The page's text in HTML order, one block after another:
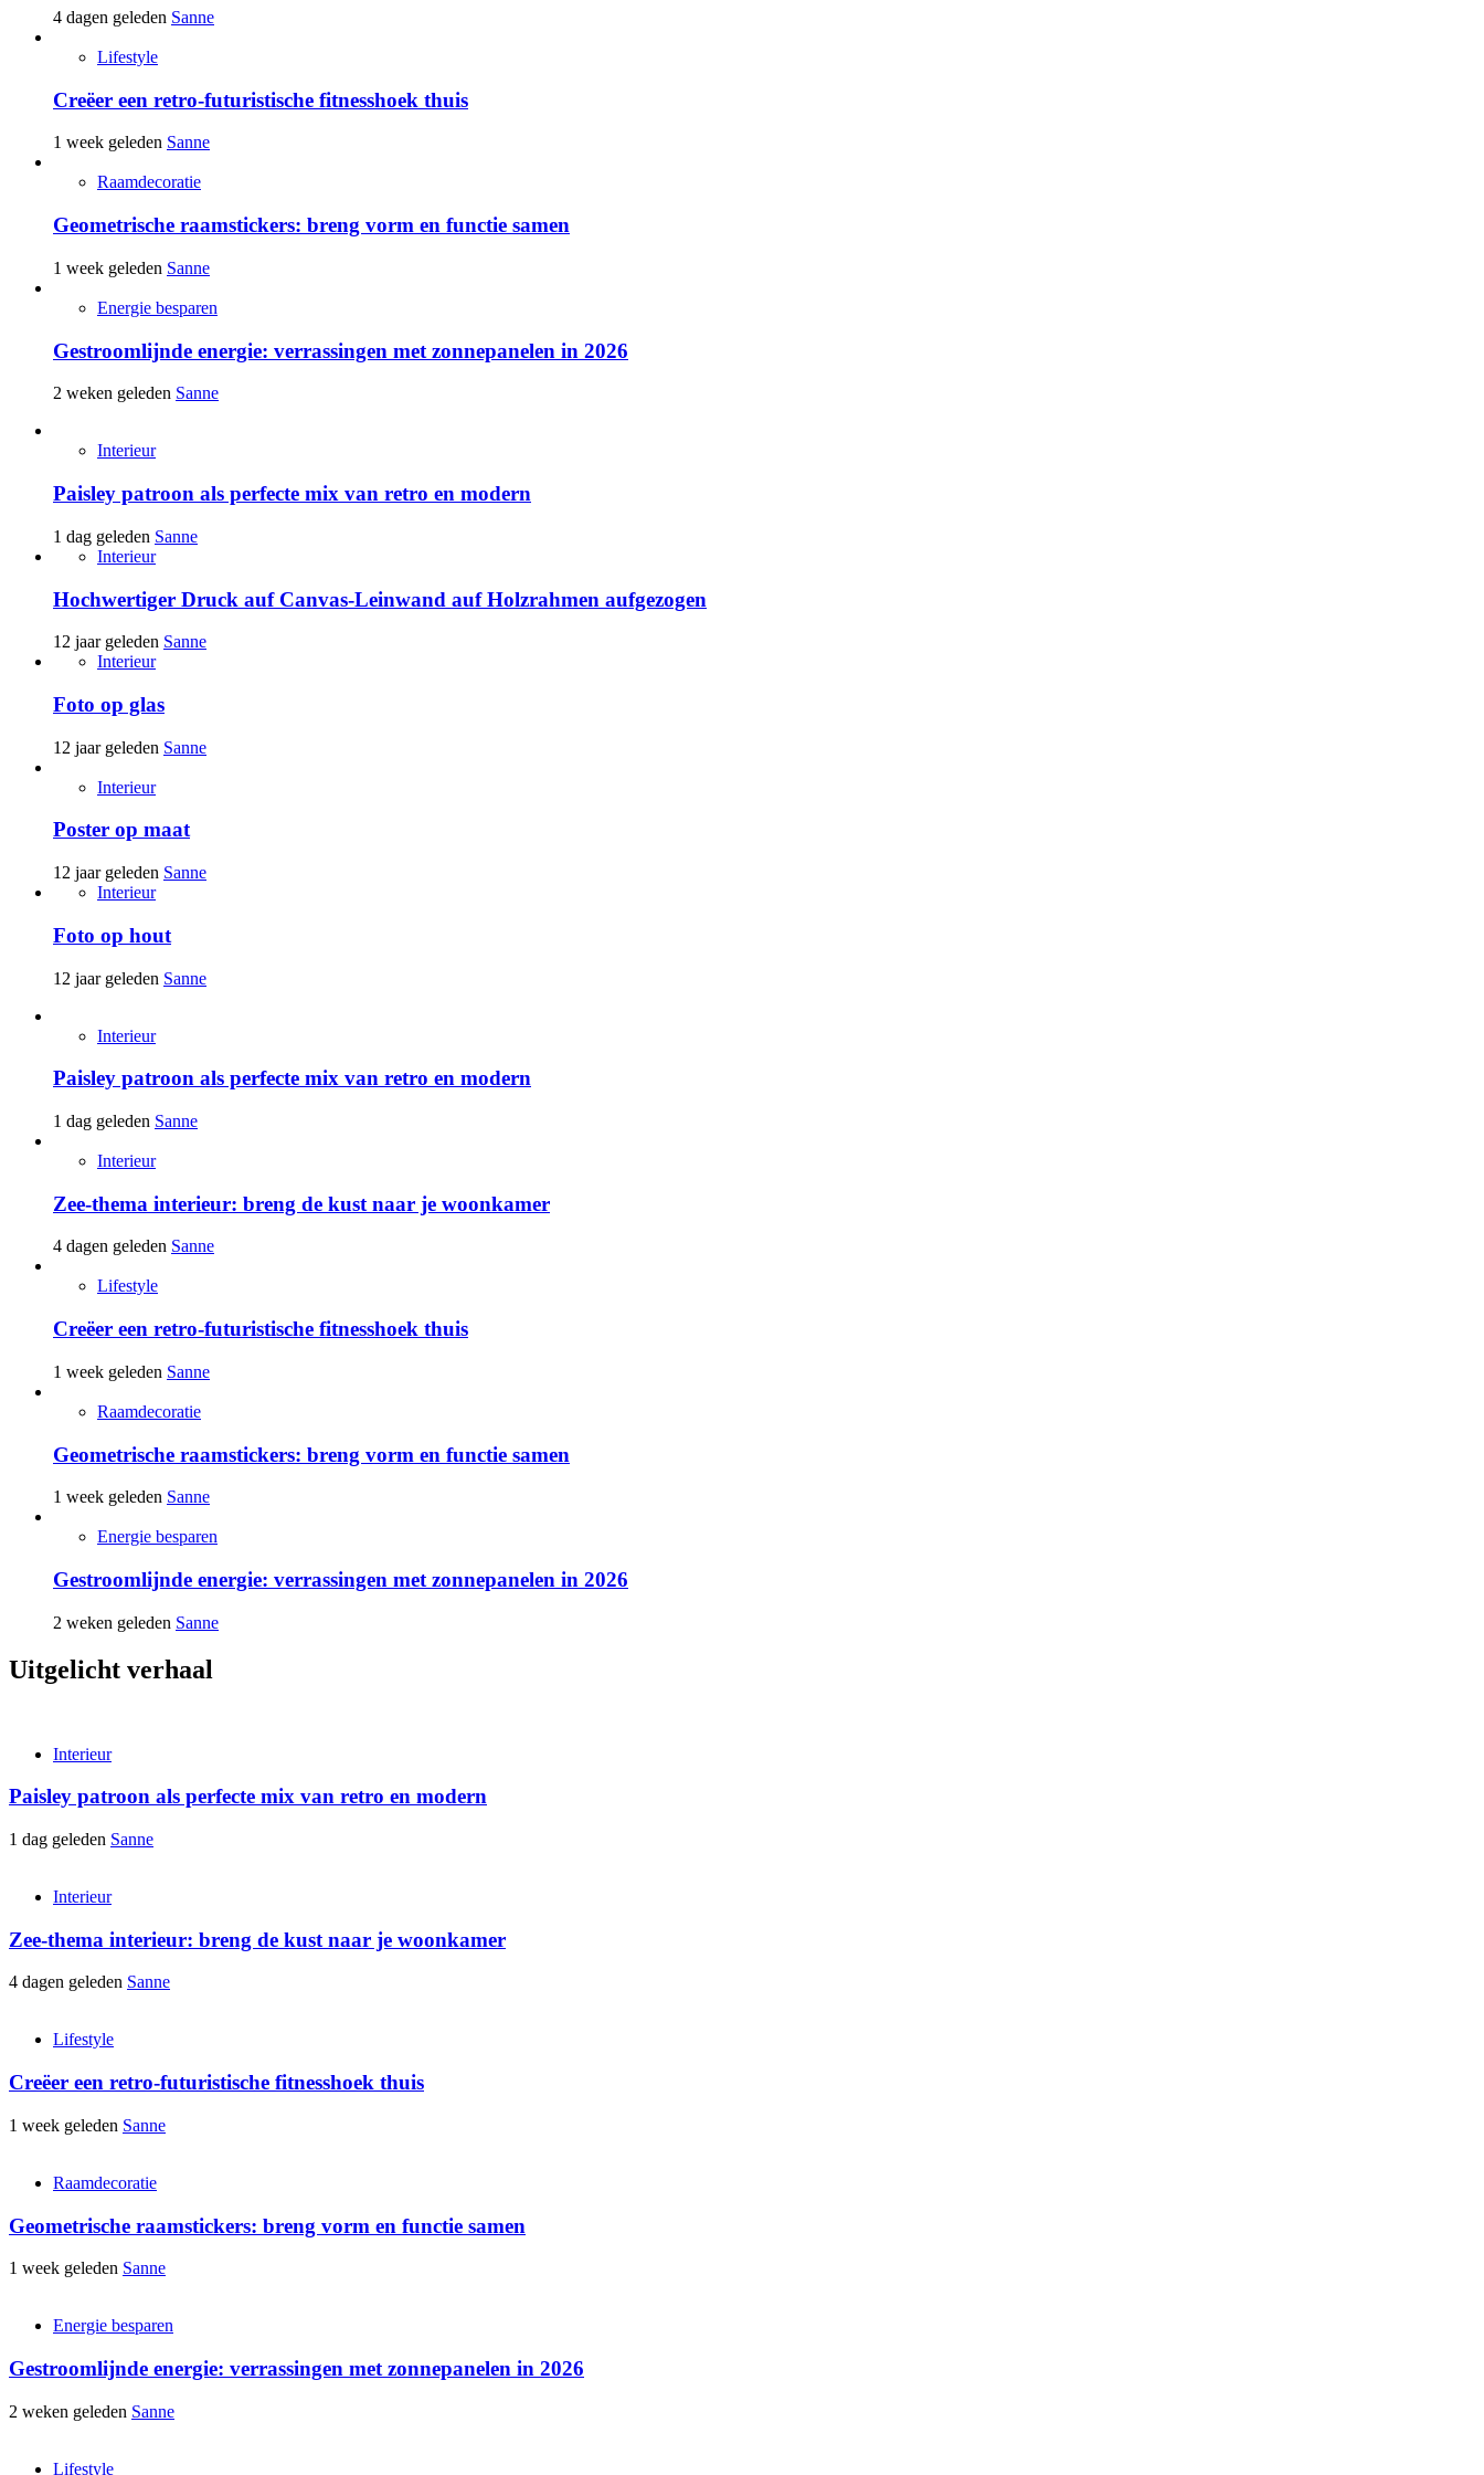
4 dagen geleden Sanne
Lifestyle
Creëer een retro-futuristische fitnesshoek thuis
1 week geleden Sanne
Raamdecoratie
Geometrische raamstickers: breng vorm en functie samen
1 week geleden Sanne
Energie besparen
Gestroomlijnde energie: verrassingen met zonnepanelen in 2026
2 weken geleden Sanne
Interieur
Paisley patroon als perfecte mix van retro en modern
1 dag geleden Sanne
Interieur
Hochwertiger Druck auf Canvas-Leinwand auf Holzrahmen aufgezogen
12 jaar geleden Sanne
Interieur
Foto op glas
12 jaar geleden Sanne
Interieur
Poster op maat
12 jaar geleden Sanne
Interieur
Foto op hout
12 jaar geleden Sanne
Interieur
Paisley patroon als perfecte mix van retro en modern
1 dag geleden Sanne
Interieur
Zee-thema interieur: breng de kust naar je woonkamer
4 dagen geleden Sanne
Lifestyle
Creëer een retro-futuristische fitnesshoek thuis
1 week geleden Sanne
Raamdecoratie
Geometrische raamstickers: breng vorm en functie samen
1 week geleden Sanne
Energie besparen
Gestroomlijnde energie: verrassingen met zonnepanelen in 2026
2 weken geleden Sanne
Uitgelicht verhaal
Interieur
Paisley patroon als perfecte mix van retro en modern
1 dag geleden Sanne
Interieur
Zee-thema interieur: breng de kust naar je woonkamer
4 dagen geleden Sanne
Lifestyle
Creëer een retro-futuristische fitnesshoek thuis
1 week geleden Sanne
Raamdecoratie
Geometrische raamstickers: breng vorm en functie samen
1 week geleden Sanne
Energie besparen
Gestroomlijnde energie: verrassingen met zonnepanelen in 2026
2 weken geleden Sanne
Lifestyle